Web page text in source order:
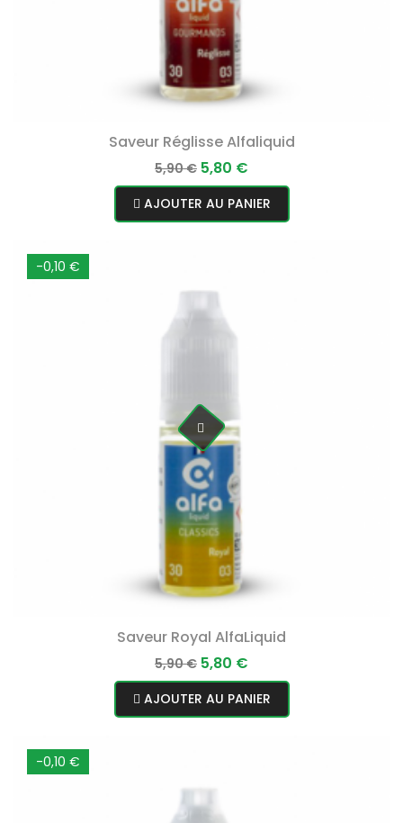
Saveur Réglisse Alfaliquid
Prix
normal
5,90 € Prix
5,80 €
AJOUTER AU PANIER
-0,10 €
Saveur Royal AlfaLiquid
Prix
normal
5,90 € Prix
5,80 €
AJOUTER AU PANIER
-0,10 €